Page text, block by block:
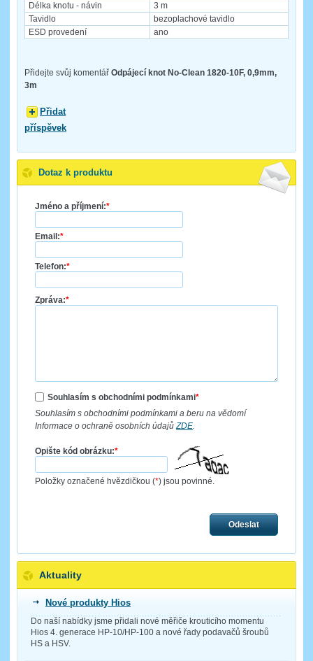
Délka knotu - návin
3 m
Tavidlo
bezoplachové tavidlo
ESD provedení
ano
Přidejte svůj komentář Odpájecí knot No-Clean 1820-10F, 0,9mm,
3m
Přidat
příspěvek
Dotaz k produktu
Jméno a příjmení:*
Email:*
Telefon:*
Zpráva:*
Souhlasím s obchodními podmínkami*
Souhlasím s obchodními podmínkami a beru na vědomí
Informace o ochraně osobních údajůZDE.
Opište kód obrázku:*
Položky označené hvězdičkou (*) jsou povinné.
Odeslat
Aktuality
Nové produkty Hios
Do naší nabídky jsme přidali nové měřiče krouticího momentu
Hios 4. generace HP-10/HP-100 a nové řady podavačů šroubů
HS a HSV.